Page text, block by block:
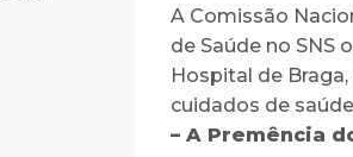
A Comissão
de Saúde no SNS
Hospital de
cuidados de
– A Premência